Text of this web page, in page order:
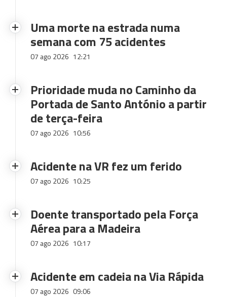
Uma morte na estrada numa
semana com 75 acidentes
07 ago 2026 12:21
Prioridade muda no Caminho da
Portada de Santo António a partir
de terça-feira
07 ago 2026 10:56
Acidente na VR fez um ferido
07 ago 2026 10:25
Doente transportado pela Força
Aérea para a Madeira
07 ago 2026 10:17
Acidente em cadeia na Via Rápida
07 ago 2026 09:06